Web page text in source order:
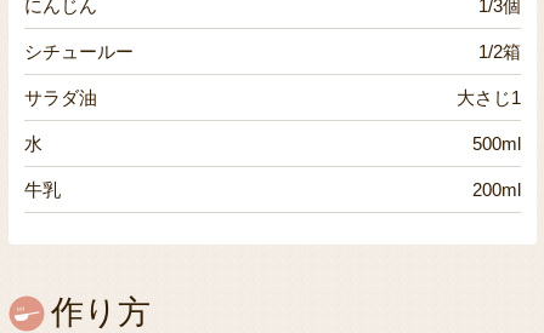
にんじん 1/3個
シチュールー 1/2箱
サラダ油 大さじ1
水 500ml
牛乳 200ml
作り方